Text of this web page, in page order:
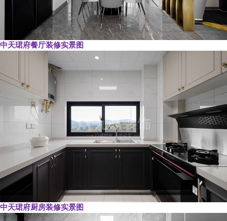
中天珺府餐厅装修实景图
中天珺府厨房装修实景图